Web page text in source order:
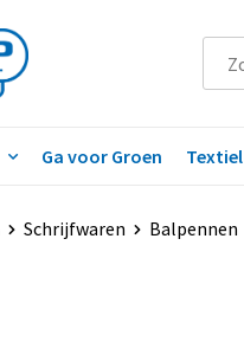
Ga voor Groen Textiel
Schrijfwaren Balpennen